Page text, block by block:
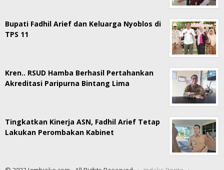
Bupati Fadhil Arief dan Keluarga Nyoblos di
TPS 11
Kren.. RSUD Hamba Berhasil Pertahankan
Akreditasi Paripurna Bintang Lima
Tingkatkan Kinerja ASN, Fadhil Arief Tetap
Lakukan Perombakan Kabinet